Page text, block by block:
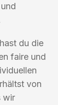
du die
faire und
von
wir